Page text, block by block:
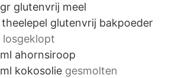
gr glutenvrij meel
theelepel glutenvrij bakpoeder
losgeklopt
ml ahornsiroop
ml kokosolie gesmolten